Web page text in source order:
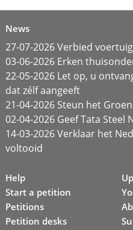
News
27-07-2026 Verbied
03-06-2026 Erken
22-05-2026 Let op, u
dat zélf aangeeft
21-04-2026 Steun het
02-04-2026 Geef Tata
14-03-2026 Verklaar het
voltooid
Help
Start a petition
Petitions
Petition desks